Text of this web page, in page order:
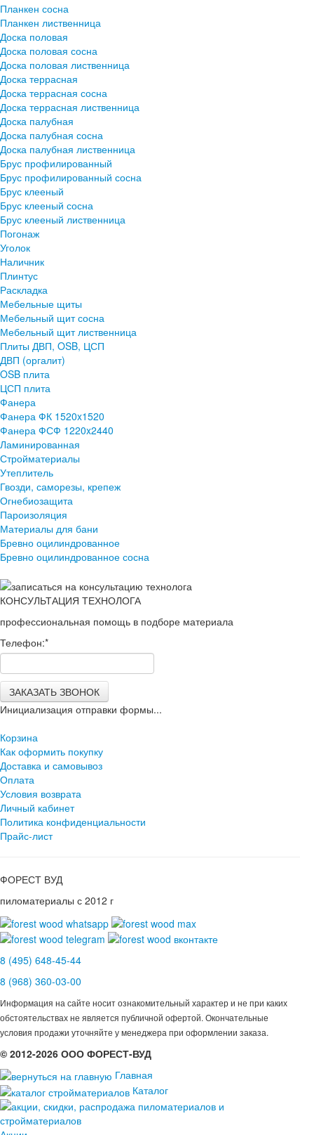
Планкен сосна
Планкен лиственница
Доска половая
Доска половая сосна
Доска половая лиственница
Доска террасная
Доска террасная сосна
Доска террасная лиственница
Доска палубная
Доска палубная сосна
Доска палубная лиственница
Брус профилированный
Брус профилированный сосна
Брус клееный
Брус клееный сосна
Брус клееный лиственница
Погонаж
Уголок
Наличник
Плинтус
Раскладка
Мебельные щиты
Мебельный щит сосна
Мебельный щит лиственница
Плиты ДВП, OSB, ЦСП
ДВП (оргалит)
OSB плита
ЦСП плита
Фанера
Фанера ФК 1520x1520
Фанера ФСФ 1220x2440
Ламинированная
Стройматериалы
Утеплитель
Гвозди, саморезы, крепеж
Огнебиозащита
Пароизоляция
Материалы для бани
Бревно оцилиндрованное
Бревно оцилиндрованное сосна
КОНСУЛЬТАЦИЯ ТЕХНОЛОГА
профессиональная помощь в подборе материала
Телефон:*
ЗАКАЗАТЬ ЗВОНОК
Инициализация отправки формы...
Корзина
Как оформить покупку
Доставка и самовывоз
Оплата
Условия возврата
Личный кабинет
Политика конфиденциальности
Прайс-лист
ФОРЕСТ ВУД
пиломатериалы с 2012 г
8 (495) 648-45-44
8 (968) 360-03-00
Информация на сайте носит ознакомительный характер и не при каких
обстоятельствах не является публичной офертой. Окончательные
условия продажи уточняйте у менеджера при оформлении заказа.
© 2012-2026 ООО ФОРЕСТ-ВУД
Главная
Каталог